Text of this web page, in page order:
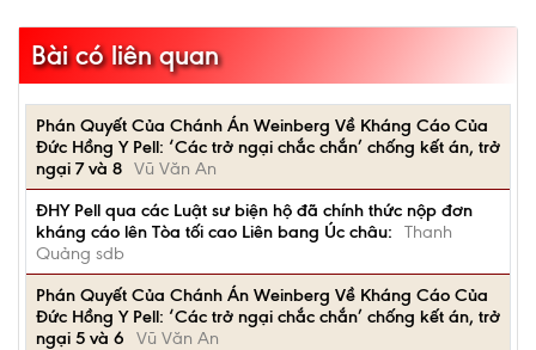
Bài có liên quan
Phán Quyết Của Chánh Án Weinberg Về Kháng Cáo Của
Đức Hồng Y Pell: ‘Các trở ngại chắc chắn’ chống kết án, trở
ngại 7 và 8 Vũ Văn An
ĐHY Pell qua các Luật sư biện hộ đã chính thức nộp đơn
kháng cáo lên Tòa tối cao Liên bang Úc châu:
Thanh
Quảng sdb
Phán Quyết Của Chánh Án Weinberg Về Kháng Cáo Của
Đức Hồng Y Pell: ‘Các trở ngại chắc chắn’ chống kết án, trở
ngại 5 và 6
Vũ Văn An